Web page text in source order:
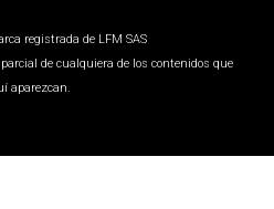
registrada de LFM SAS
de cualquiera de los contenidos que
aparezcan.